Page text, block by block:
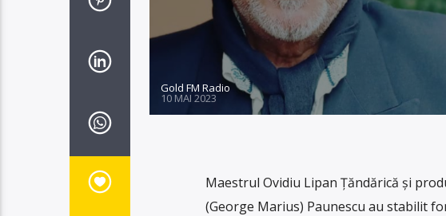
Gold FM Radio
10 MAI 2023
Maestrul Ovidiu Lipan Țăndărică și
(George Marius) Paunescu au stabilit